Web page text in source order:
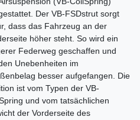
Der VB-FSDstrut sorgt
dass das Fahrzeug an der
höher steht. So wird ein
Federweg geschaffen und
Unebenheiten im
besser aufgefangen. Die
ist vom Typen der VB-
und vom tatsächlichen
der Vorderseite des